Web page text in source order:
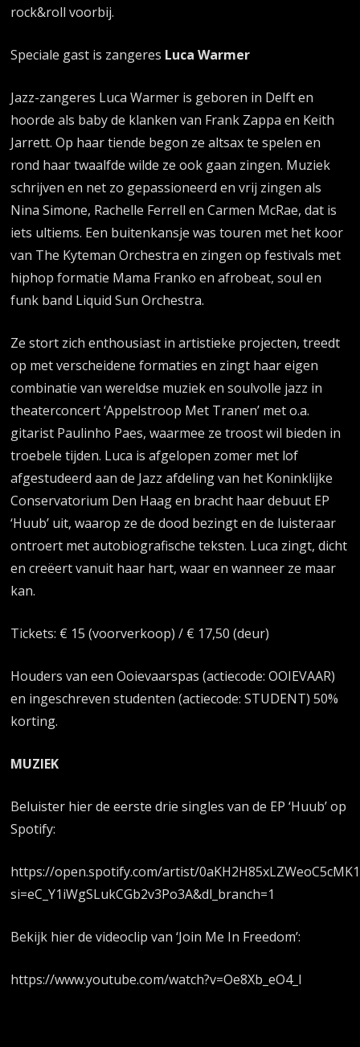
rock&roll voorbij.
Speciale gast is zangeres Luca Warmer
Jazz-zangeres Luca Warmer is geboren in Delft en
hoorde als baby de klanken van Frank Zappa en Keith
Jarrett. Op haar tiende begon ze altsax te spelen en
rond haar twaalfde wilde ze ook gaan zingen. Muziek
schrijven en net zo gepassioneerd en vrij zingen als
Nina Simone, Rachelle Ferrell en Carmen McRae, dat is
iets ultiems. Een buitenkansje was touren met het koor
van The Kyteman Orchestra en zingen op festivals met
hiphop formatie Mama Franko en afrobeat, soul en
funk band Liquid Sun Orchestra.
Ze stort zich enthousiast in artistieke projecten, treedt
op met verscheidene formaties en zingt haar eigen
combinatie van wereldse muziek en soulvolle jazz in
theaterconcert ‘Appelstroop Met Tranen’ met o.a.
gitarist Paulinho Paes, waarmee ze troost wil bieden in
troebele tijden. Luca is afgelopen zomer met lof
afgestudeerd aan de Jazz afdeling van het Koninklijke
Conservatorium Den Haag en bracht haar debuut EP
‘Huub’ uit, waarop ze de dood bezingt en de luisteraar
ontroert met autobiografische teksten. Luca zingt, dicht
en creëert vanuit haar hart, waar en wanneer ze maar
kan.
Tickets: € 15 (voorverkoop) / € 17,50 (deur)
Houders van een Ooievaarspas (actiecode: OOIEVAAR)
en ingeschreven studenten (actiecode: STUDENT) 50%
korting.
MUZIEK
Beluister hier de eerste drie singles van de EP ‘Huub’ op
Spotify:
https://open.spotify.com/artist/
si=eC_Y1iWgSLukCGb2v3Po3A&dl_branch=1
Bekijk hier de videoclip van ‘Join Me In Freedom’:
https://www.youtube.com/watch?v=Oe8Xb_eO4_I